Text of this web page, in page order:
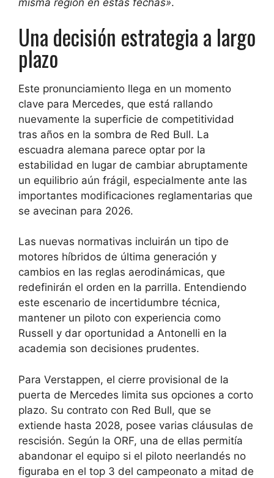
misma región en estas fechas».
Una decisión estrategia a largo
plazo
Este pronunciamiento llega en un momento
clave para Mercedes, que está rallando
nuevamente la superficie de competitividad
tras años en la sombra de Red Bull. La
escuadra alemana parece optar por la
estabilidad en lugar de cambiar abruptamente
un equilibrio aún frágil, especialmente ante las
importantes modificaciones reglamentarias que
se avecinan para 2026.
Las nuevas normativas incluirán un tipo de
motores híbridos de última generación y
cambios en las reglas aerodinámicas, que
redefinirán el orden en la parrilla. Entendiendo
este escenario de incertidumbre técnica,
mantener un piloto con experiencia como
Russell y dar oportunidad a Antonelli en la
academia son decisiones prudentes.
Para Verstappen, el cierre provisional de la
puerta de Mercedes limita sus opciones a corto
plazo. Su contrato con Red Bull, que se
extiende hasta 2028, posee varias cláusulas de
rescisión. Según la ORF, una de ellas permitía
abandonar el equipo si el piloto neerlandés no
figuraba en el top 3 del campeonato a mitad de